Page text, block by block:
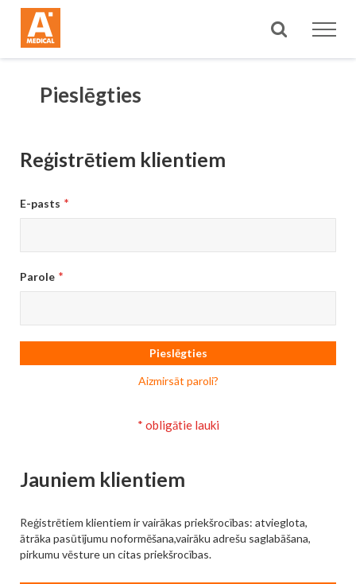
Meklēt
Pieslēgties
Reģistrētiem klientiem
E-pasts
Parole
Pieslēgties
Aizmirsāt paroli?
Jauniem klientiem
Reģistrētiem klientiem ir vairākas priekšrocības: atvieglota,
ātrāka pasūtījumu noformēšana,vairāku adrešu saglabāšana,
pirkumu vēsture un citas priekšrocības.